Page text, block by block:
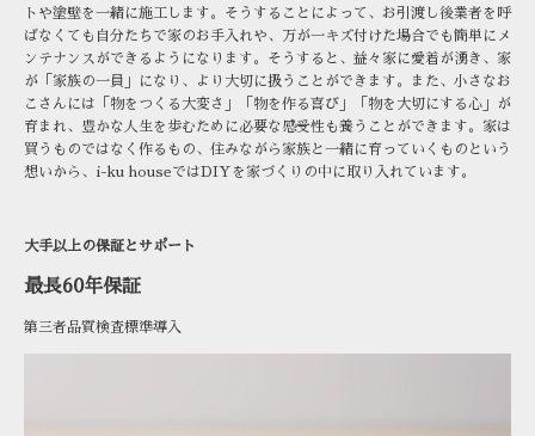
トや塗壁を一緒に施工します。そうすることによって、お引渡し後業者を呼
ばなくても自分たちで家のお手入れや、万が一キズ付けた場合でも簡単にメ
ンテナンスができるようになります。そうすると、益々家に愛着が湧き、家
が「家族の一員」になり、より大切に扱うことができます。また、小さなお
こさんには「物をつくる大変さ」「物を作る喜び」「物を大切にする心」が
育まれ、豊かな人生を歩むために必要な感受性も養うことができます。家は
買うものではなく作るもの、住みながら家族と一緒に育っていくものという
想いから、i-ku houseではDIYを家づくりの中に取り入れています。
大手以上の保証とサポート
最長60年保証
第三者品質検査標準導入